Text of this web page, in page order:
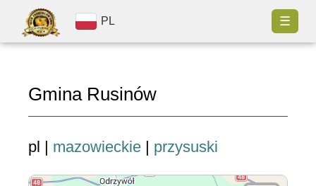
PL ☰
Gmina Rusinów
pl | mazowieckie | przysuski